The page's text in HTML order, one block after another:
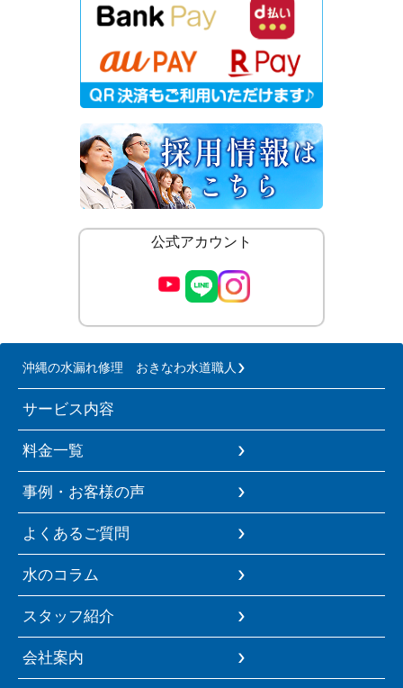
公式アカウント
沖縄の水漏れ修理 おきなわ水道職人
サービス内容
料金一覧
事例・お客様の声
よくあるご質問
水のコラム
スタッフ紹介
会社案内